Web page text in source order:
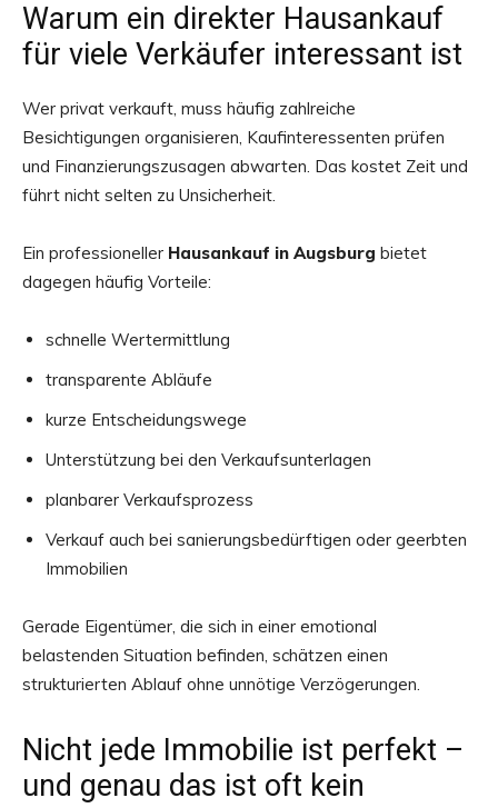
Warum ein direkter Hausankauf
für viele Verkäufer interessant ist
Wer privat verkauft, muss häufig zahlreiche
Besichtigungen organisieren, Kaufinteressenten prüfen
und Finanzierungszusagen abwarten. Das kostet Zeit und
führt nicht selten zu Unsicherheit.
Ein professioneller Hausankauf in Augsburg bietet
dagegen häufig Vorteile:
schnelle Wertermittlung
transparente Abläufe
kurze Entscheidungswege
Unterstützung bei den Verkaufsunterlagen
planbarer Verkaufsprozess
Verkauf auch bei sanierungsbedürftigen oder geerbten
Immobilien
Gerade Eigentümer, die sich in einer emotional
belastenden Situation befinden, schätzen einen
strukturierten Ablauf ohne unnötige Verzögerungen.
Nicht jede Immobilie ist perfekt –
und genau das ist oft kein